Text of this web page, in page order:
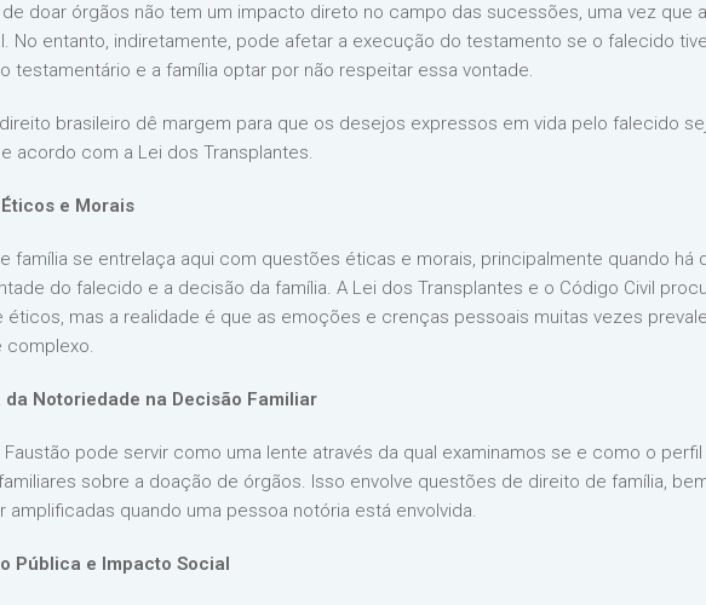
doar órgãos não tem um impacto direto no campo das sucessões, uma vez que
No entanto, indiretamente, pode afetar a execução do testamento se o falecido
testamentário e a família optar por não respeitar essa vontade.
brasileiro dê margem para que os desejos expressos em vida pelo falecido
acordo com a Lei dos Transplantes.
e Morais
família se entrelaça aqui com questões éticas e morais, principalmente quando
do falecido e a decisão da família. A Lei dos Transplantes e o Código Civil
mas a realidade é que as emoções e crenças pessoais muitas vezes
complexo.
da Notoriedade na Decisão Familiar
Faustão pode servir como uma lente através da qual examinamos se e como o
sobre a doação de órgãos. Isso envolve questões de direito de família,
amplificadas quando uma pessoa notória está envolvida.
Pública e Impacto Social